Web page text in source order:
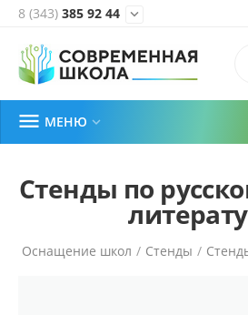
8 (343) 385 92 44 
 МЕНЮ 
Стенды по
Оснащение школ / Стенды /